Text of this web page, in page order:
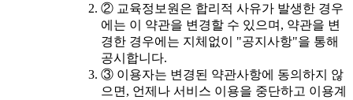
② 교육정보원은 합리적 사유가 발생한 경우
에는 이 약관을 변경할 수 있으며, 약관을 변
경한 경우에는 지체없이 "공지사항"을 통해
공시합니다.
③ 이용자는 변경된 약관사항에 동의하지 않
으면, 언제나 서비스 이용을 중단하고 이용계